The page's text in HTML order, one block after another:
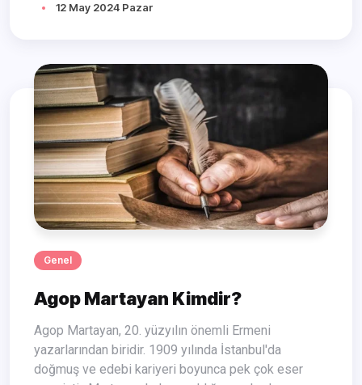
12 May 2024 Pazar
Genel
Agop Martayan Kimdir?
Agop Martayan, 20. yüzyılın önemli Ermeni
yazarlarından biridir. 1909 yılında İstanbul'da
doğmuş ve edebi kariyeri boyunca pek çok eser